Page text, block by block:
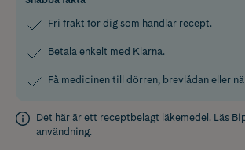
Fri frakt för dig som handlar recept.
Betala enkelt med Klarna.
Få medicinen till dörren, brevlådan eller
Det här är ett receptbelagt läkemedel. Läs
användning.